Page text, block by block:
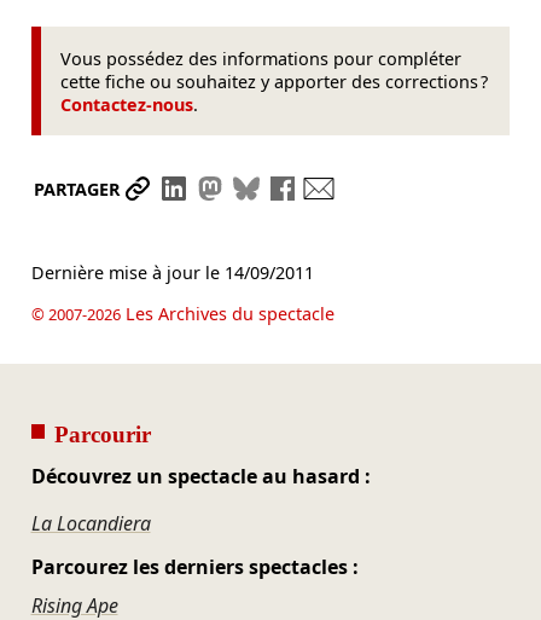
Vous possédez des informations pour compléter
cette fiche ou souhaitez y apporter des corrections ?
Contactez-nous.
PARTAGER Partager le lien
Partager sur LinkedIn
Partager sur Mastodon
Partager sur Bluesky
Partager sur Facebook
Dernière mise à jour le 14/09/2011
© 2007-2026Les Archives du spectacle
Parcourir
Découvrez un spectacle au hasard :
La Locandiera
Parcourez les derniers spectacles :
Rising Ape